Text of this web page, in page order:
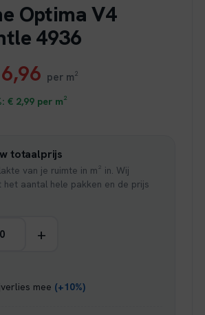
Optima V4
4936
Huidige
prijs
€ 16,96.
per m²
€ 2,99 per m²
totaalprijs
van je ruimte in m² in. Wij
het aantal hele pakken en de prijs
+
mee (+10%)